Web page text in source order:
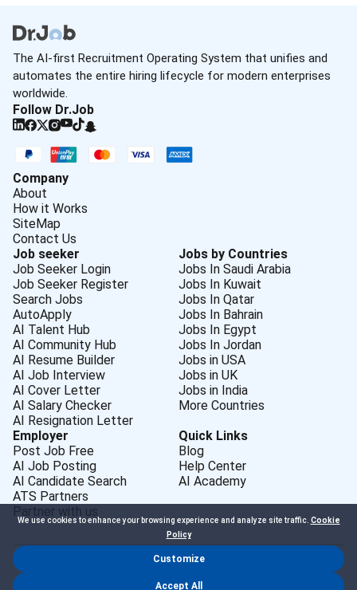
The AI-first Recruitment Operating System that unifies and
automates the entire hiring lifecycle for modern enterprises
worldwide.
Follow Dr.Job
Company
About
How it Works
SiteMap
Contact Us
Job seeker
Job Seeker Login
Job Seeker Register
Search Jobs
AutoApply
AI Talent Hub
AI Community Hub
AI Resume Builder
AI Job Interview
AI Cover Letter
AI Salary Checker
AI Resignation Letter
Jobs by Countries
Jobs In Saudi Arabia
Jobs In Kuwait
Jobs In Qatar
Jobs In Bahrain
Jobs In Egypt
Jobs In Jordan
Jobs in USA
Jobs in UK
Jobs in India
More Countries
Employer
Post Job Free
AI Job Posting
AI Candidate Search
ATS Partners
Partner with us
Quick Links
Blog
Help Center
AI Academy
We use cookies to enhance your browsing experience and analyze site traffic. Cookie
Policy
Customize
Accept All